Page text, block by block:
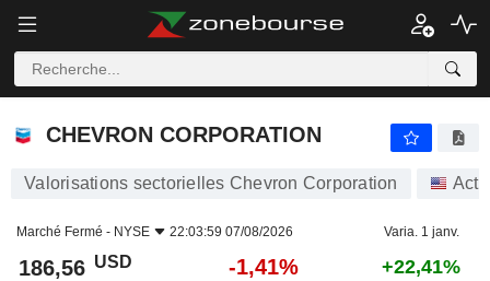
CHEVRON CORPORATION
CHEVRON CORPORATION
Valorisations sectorielles Chevron Corporation
Marché Fermé - NYSE 22:03:59 07/08/2026 Varia. 1 janv.
186,56 USD -1,41% +22,41%